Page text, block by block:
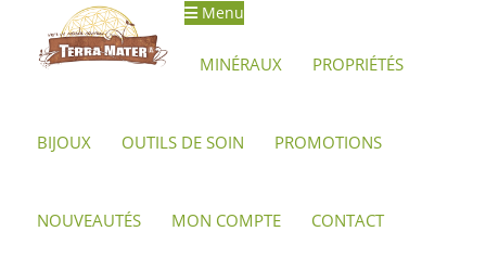
Aller
Aller
au
Menu
MINÉRAUX PROPRIÉTÉS
BIJOUX OUTILS DE SOIN PROMOTIONS
NOUVEAUTÉS MON COMPTE CONTACT
Accueil Outils de soin Pendules de radiesthésie